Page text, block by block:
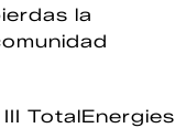
la
TotalEnergies